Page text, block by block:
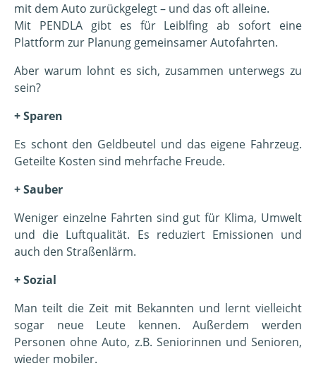
mit dem Auto zurückgelegt – und das oft alleine.
Mit PENDLA gibt es für Leiblfing ab sofort eine
Plattform zur Planung gemeinsamer Autofahrten.
Aber warum lohnt es sich, zusammen unterwegs zu
sein?
+ Sparen
Es schont den Geldbeutel und das eigene Fahrzeug.
Geteilte Kosten sind mehrfache Freude.
+ Sauber
Weniger einzelne Fahrten sind gut für Klima, Umwelt
und die Luftqualität. Es reduziert Emissionen und
auch den Straßenlärm.
+ Sozial
Man teilt die Zeit mit Bekannten und lernt vielleicht
sogar neue Leute kennen. Außerdem werden
Personen ohne Auto, z.B. Seniorinnen und Senioren,
wieder mobiler.